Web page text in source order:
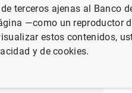
terceros ajenas al Banco
—como un reproductor
estos contenidos,
y de cookies.